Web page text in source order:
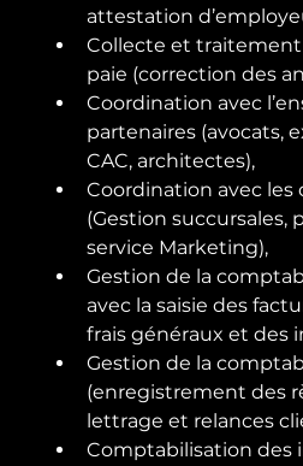
attestation
Collecte et traitement
paie (correction des
Coordination avec
partenaires (avocats,
CAC, architectes),
Coordination avec les
(Gestion succursales,
service Marketing),
Gestion de la
avec la saisie des
frais généraux et des
Gestion de la
(enregistrement des
lettrage et relances
Comptabilisation des